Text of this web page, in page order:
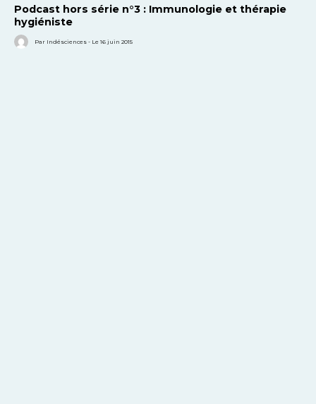
Podcast hors série n°3 : Immunologie et thérapie
hygiéniste
Par Indésciences - Le 16 juin 2015